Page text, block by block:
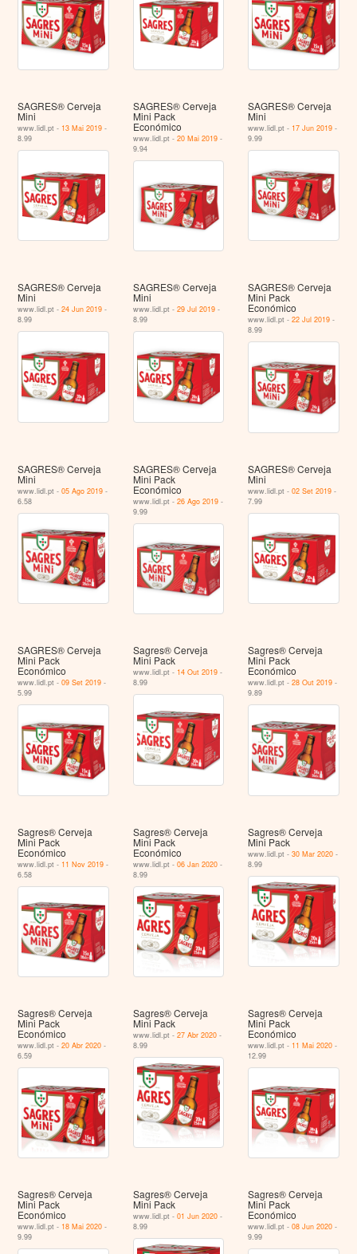
SAGRES® Cerveja
Mini
www.lidl.pt - 13 Mai 2019 -
8.99
SAGRES® Cerveja
Mini Pack
Económico
www.lidl.pt - 20 Mai 2019-
9.94
SAGRES® Cerveja
Mini
www.lidl.pt - 17 Jun 2019 -
9.99
SAGRES® Cerveja
Mini
www.lidl.pt -24 Jun 2019 -
8.99
SAGRES® Cerveja
Mini
www.lidl.pt - 29 Jul 2019-
8.99
SAGRES® Cerveja
Mini Pack
Económico
www.lidl.pt -22 Jul 2019 -
8.99
SAGRES® Cerveja
Mini
www.lidl.pt -05 Ago 2019 -
6.58
SAGRES® Cerveja
Mini Pack
Económico
www.lidl.pt - 26 Ago 2019-
9.99
SAGRES® Cerveja
Mini
www.lidl.pt -02 Set 2019 -
7.99
SAGRES® Cerveja
Mini Pack
Económico
www.lidl.pt -09 Set 2019 -
5.99
Sagres® Cerveja
Mini Pack
www.lidl.pt - 14 Out 2019-
8.99
Sagres® Cerveja
Mini Pack
Económico
www.lidl.pt -28 Out 2019 -
9.89
Sagres® Cerveja
Mini Pack
Económico
www.lidl.pt - 11 Nov 2019 -
6.58
Sagres® Cerveja
Mini Pack
Económico
www.lidl.pt - 06 Jan 2020-
8.99
Sagres® Cerveja
Mini Pack
www.lidl.pt -30 Mar 2020 -
8.99
Sagres® Cerveja
Mini Pack
Económico
www.lidl.pt -20 Abr 2020 -
6.59
Sagres® Cerveja
Mini Pack
www.lidl.pt - 27 Abr 2020-
8.99
Sagres® Cerveja
Mini Pack
Económico
www.lidl.pt - 11 Mai 2020 -
12.99
Sagres® Cerveja
Mini Pack
Económico
www.lidl.pt - 18 Mai 2020 -
9.99
Sagres® Cerveja
Mini Pack
www.lidl.pt - 01 Jun 2020-
8.99
Sagres® Cerveja
Mini Pack
Económico
www.lidl.pt -08 Jun 2020 -
9.99